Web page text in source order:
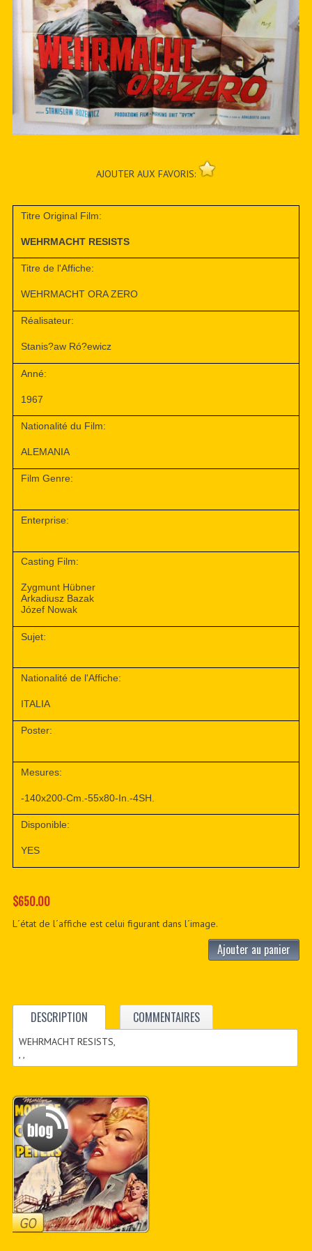
AJOUTER AUX FAVORIS:
Titre Original Film:
WEHRMACHT RESISTS
Titre de l'Affiche:
WEHRMACHT ORA ZERO
Réalisateur:
Stanis?aw Ró?ewicz
Anné:
1967
Nationalité du Film:
ALEMANIA
Film Genre:
Enterprise:
Casting Film:
Zygmunt Hübner
Arkadiusz Bazak
Józef Nowak
Sujet:
Nationalité de l'Affiche:
ITALIA
Poster:
Mesures:
-140x200-Cm.-55x80-In.-4SH.
Disponible:
YES
$650.00
L´état de l´affiche est celui figurant dans l´image.
Ajouter au panier
DESCRIPTION COMMENTAIRES
WEHRMACHT RESISTS,
, ,